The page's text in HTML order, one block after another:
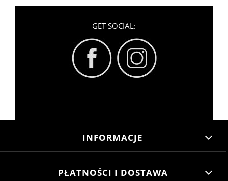
GET SOCIAL:
INFORMACJE
PŁATNOŚCI I DOSTAWA